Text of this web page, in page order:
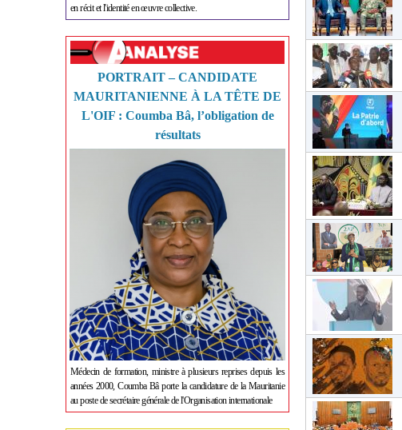
en récit et l'identité en œuvre collective.
PORTRAIT – CANDIDATE
MAURITANIENNE À LA TÊTE DE
L'OIF : Coumba Bâ, l’obligation de
résultats
Médecin de formation, ministre à plusieurs reprises depuis les
années 2000, Coumba Bâ porte la candidature de la Mauritanie
au poste de secrétaire générale de l'Organisation internationale